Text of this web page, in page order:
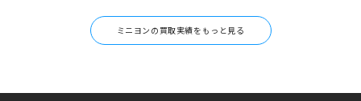
ミニヨンの買取実績をもっと見る